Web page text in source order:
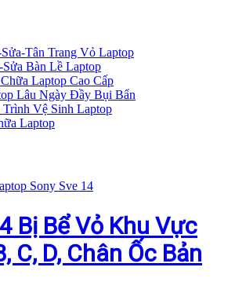
Tân Trang Vỏ Laptop
Bàn Lề Laptop
Laptop Cao Cấp
Lâu Ngày Đầy Bụi Bẩn
Vệ Sinh Laptop
Laptop
Bị Bể Vỏ Khu Vực
C, D, Chân Ốc Bản